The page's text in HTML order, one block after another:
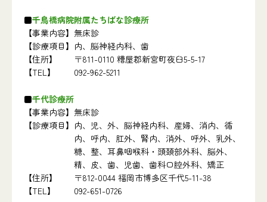
千鳥橋病院附属たちばな診療所
【事業内容】 無床診
【診療項目】 内、脳神経内科、歯
【住所】
〒811-0110 糟屋郡新宮町夜臼5-5-17
【TEL】
092-962-5211
千代診療所
【事業内容】 無床診
【診療項目】 内、児、外、脳神経内科、産婦、消内、循
内、呼内、肛外、腎内、消外、呼外、乳外、
糖、整、耳鼻咽喉科・頭頚部外科、脳外、
精、皮、歯、児歯、歯科口腔外科、矯正
【住所】
〒812-0044 福岡市博多区千代5-11-38
【TEL】
092-651-0726